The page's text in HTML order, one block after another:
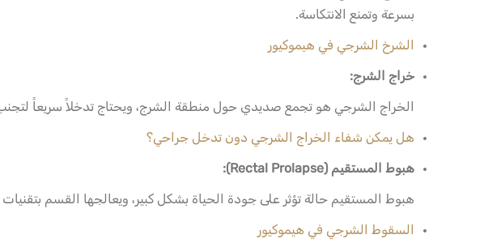
بسرعة وتمنع الانتكاسة.
الشرخ الشرجي في هيموكيور
خراج الشرج:
الخراج الشرجي هو تجمع صديدي حول منطقة الشرج، ويحتاج تدخلاً سريعاً لتجنب
هل يمكن شفاء الخراج الشرجي دون تدخل جراحي؟
هبوط المستقيم (Rectal Prolapse):
هبوط المستقيم حالة تؤثر على جودة الحياة بشكل كبير، ويعالجها القسم
السقوط الشرجي في هيموكيور